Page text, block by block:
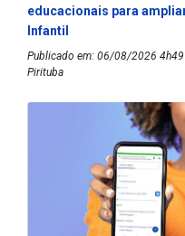
educacionais para
Infantil
Publicado em: 06/08/2026 4h49
Pirituba